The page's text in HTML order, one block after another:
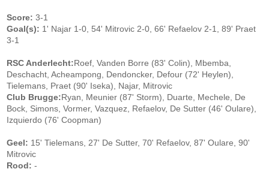
Score: 3-1
Goal(s): 1' Najar 1-0, 54' Mitrovic 2-0, 66' Refaelov 2-1, 89' Praet
3-1
RSC Anderlecht:Roef, Vanden Borre (83' Colin), Mbemba,
Deschacht, Acheampong, Dendoncker, Defour (72' Heylen),
Tielemans, Praet (90' Iseka), Najar, Mitrovic
Club Brugge:Ryan, Meunier (87' Storm), Duarte, Mechele, De
Bock, Simons, Vormer, Vazquez, Refaelov, De Sutter (46' Oulare),
Izquierdo (76' Coopman)
Geel: 15' Tielemans, 27' De Sutter, 70' Refaelov, 87' Oulare, 90'
Mitrovic
Rood: -